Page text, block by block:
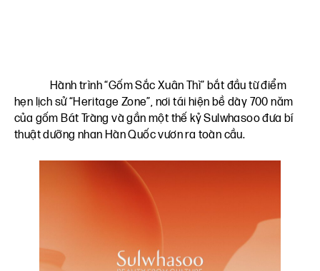
Hành trình “Gốm Sắc Xuân Thì” bắt đầu từ điểm
hẹn lịch sử “Heritage Zone”, nơi tái hiện bề dày 700 năm
của gốm Bát Tràng và gần một thế kỷ Sulwhasoo đưa bí
thuật dưỡng nhan Hàn Quốc vươn ra toàn cầu.